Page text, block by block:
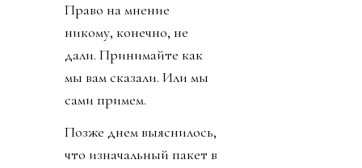
Право на мнение
никому, конечно, не
дали. Принимайте как
мы вам сказали. Или мы
сами примем.
Позже днем выяснилось,
что изначальный пакет в